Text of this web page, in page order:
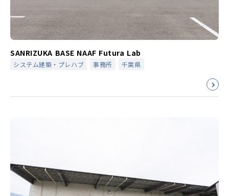
SANRIZUKA BASE NAAF Futura Lab
システム建築・プレハブ 事務所 千葉県